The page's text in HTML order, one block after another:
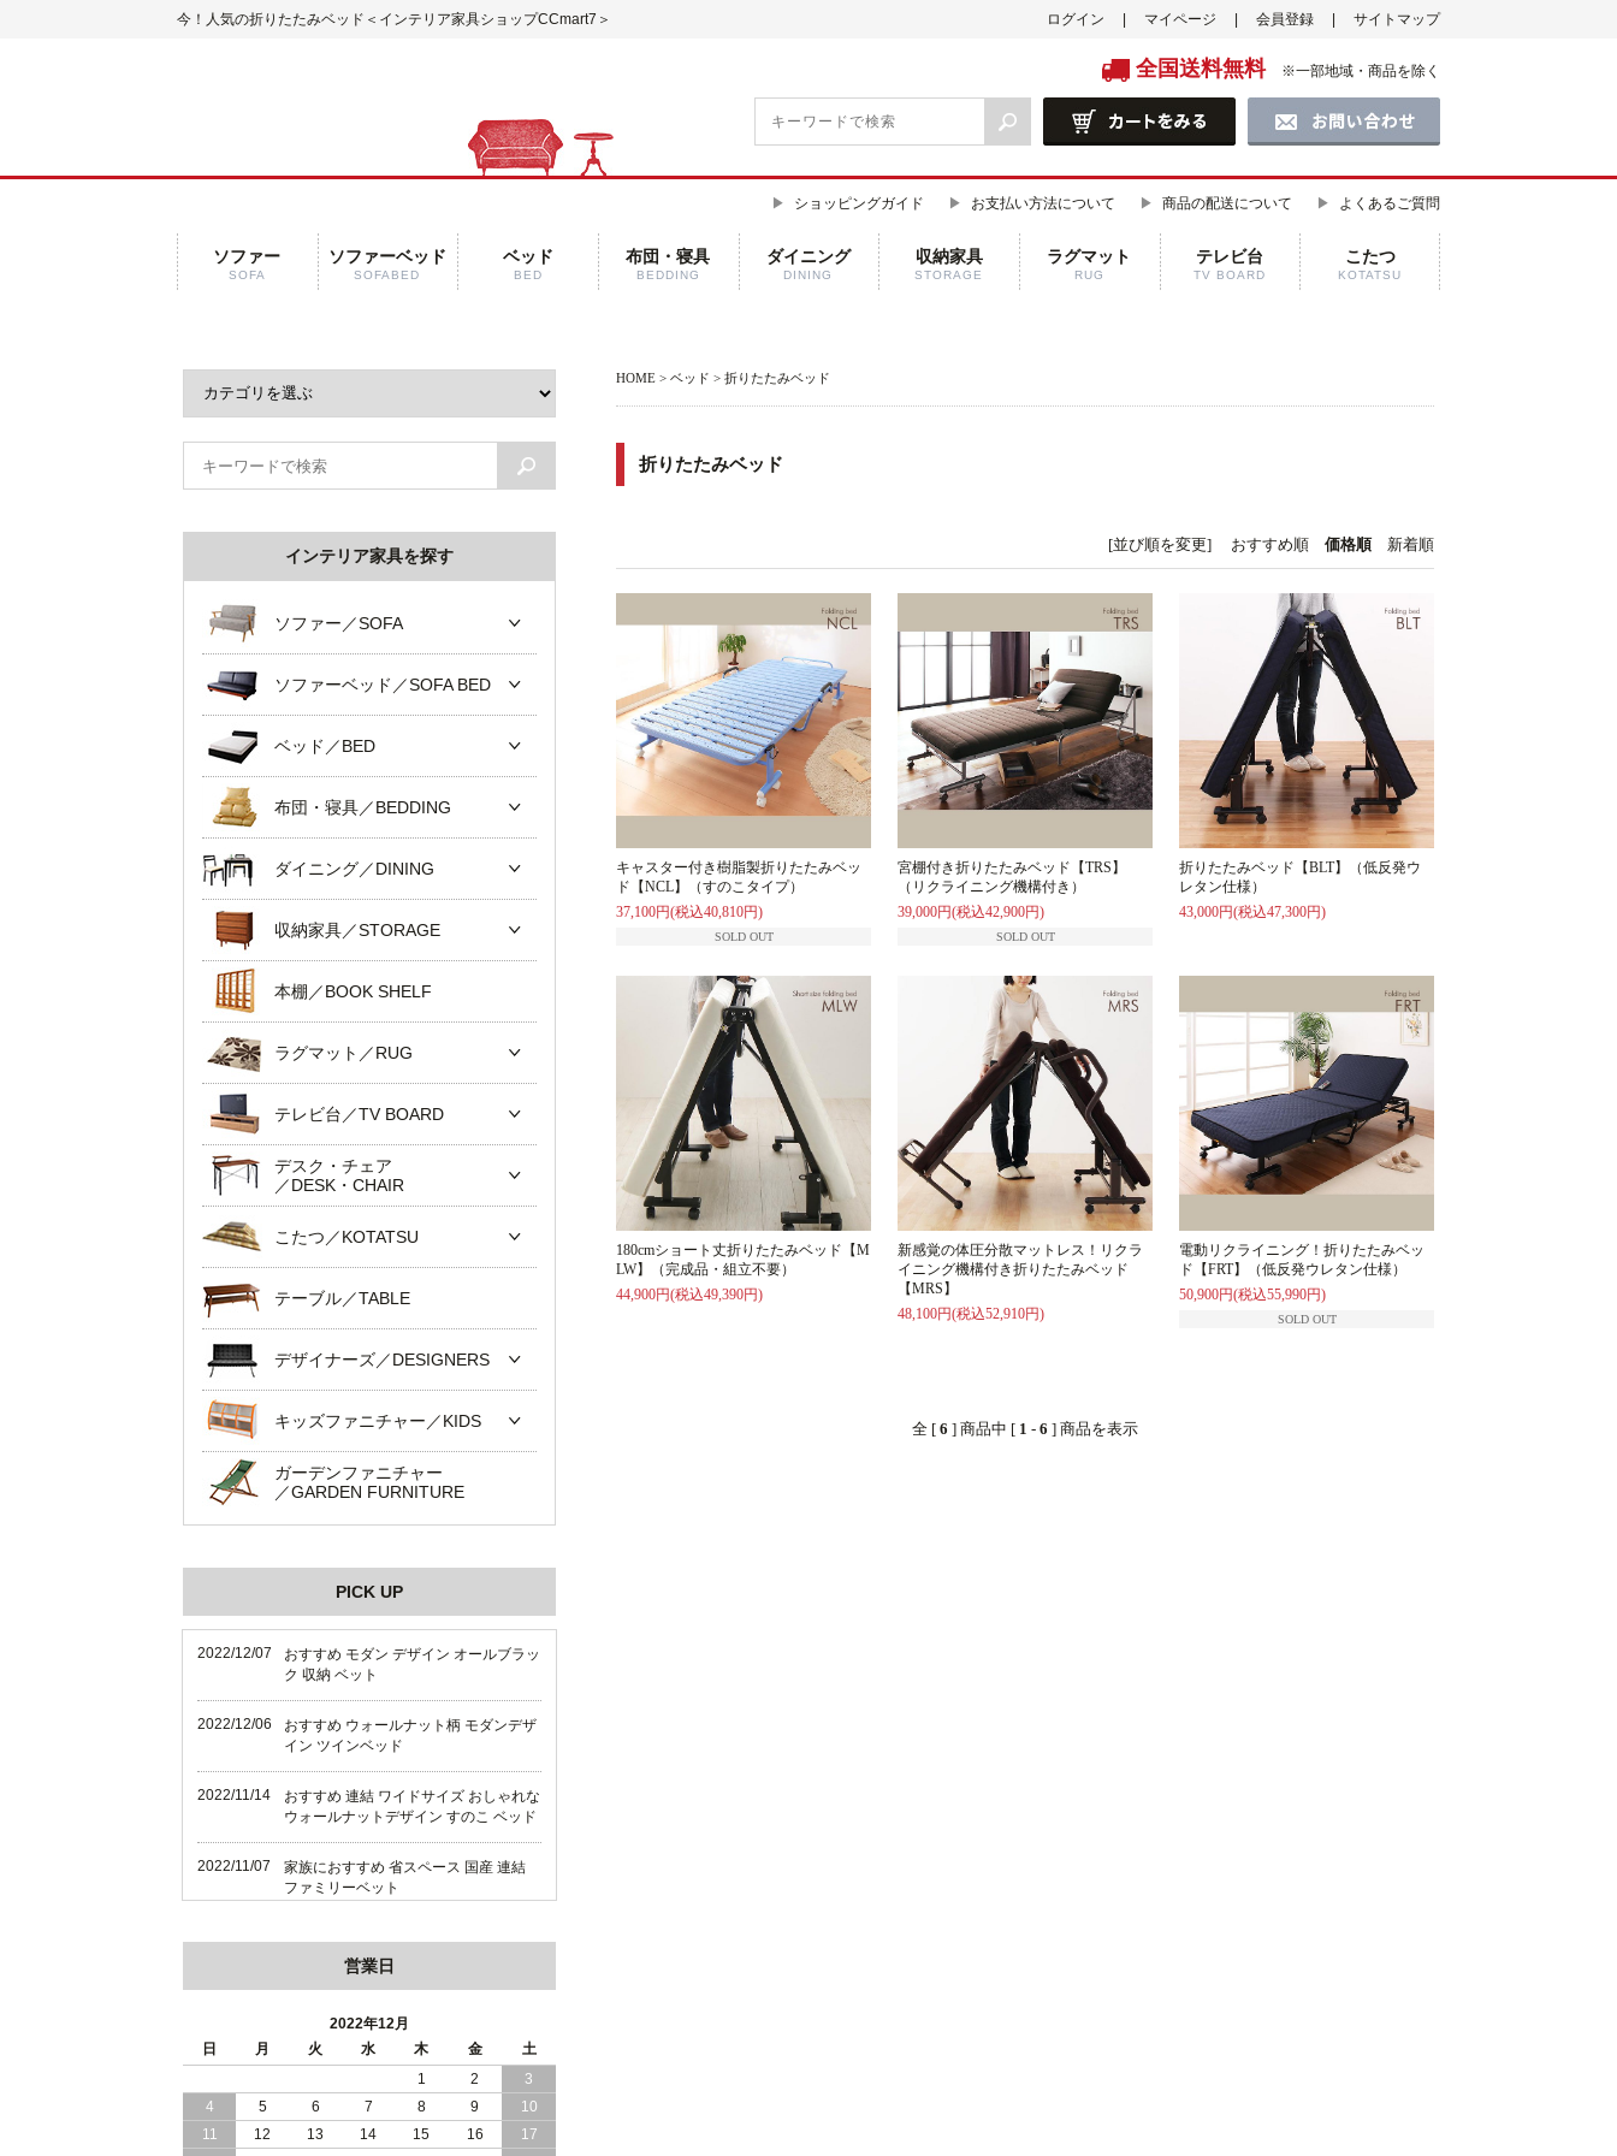
今！人気の折りたたみベッド＜インテリア家具ショップCCmart7＞ ログイン マイページ 会員登録 サイトマップ
全国送料無料 ※一部地域・商品を除く
ショッピングガイド お支払い方法について 商品の配送について よくあるご質問
ソファー
SOFA
ソファーベッド
SOFABED
ベッド
BED
布団・寝具
BEDDING
ダイニング
DINING
収納家具
STORAGE
ラグマット
RUG
テレビ台
TV BOARD
こたつ
KOTATSU
HOME > ベッド > 折りたたみベッド
折りたたみベッド
[並び順を変更] おすすめ順 価格順 新着順
キャスター付き樹脂製折りたたみベッ
ド【NCL】（すのこタイプ）
37,100円(税込40,810円)
SOLD OUT
宮棚付き折りたたみベッド【TRS】
（リクライニング機構付き）
39,000円(税込42,900円)
SOLD OUT
折りたたみベッド【BLT】（低反発ウ
レタン仕様）
43,000円(税込47,300円)
180cmショート丈折りたたみベッド【M
LW】（完成品・組立不要）
44,900円(税込49,390円)
新感覚の体圧分散マットレス！リクラ
イニング機構付き折りたたみベッド
【MRS】
48,100円(税込52,910円)
電動リクライニング！折りたたみベッ
ド【FRT】（低反発ウレタン仕様）
50,900円(税込55,990円)
SOLD OUT
全 [ 6 ] 商品中 [ 1 - 6 ] 商品を表示
インテリア家具を探す
ソファー／SOFA
ソファーベッド／SOFA BED
ベッド／BED
布団・寝具／BEDDING
ダイニング／DINING
収納家具／STORAGE
本棚／BOOK SHELF
ラグマット／RUG
テレビ台／TV BOARD
デスク・チェア
／DESK・CHAIR
こたつ／KOTATSU
テーブル／TABLE
デザイナーズ／DESIGNERS
キッズファニチャー／KIDS
ガーデンファニチャー
／GARDEN FURNITURE
PICK UP
2022/12/07
おすすめ モダン デザイン オールブラッ
ク 収納 ベット
2022/12/06
おすすめ ウォールナット柄 モダンデザ
イン ツインベッド
2022/11/14
おすすめ 連結 ワイドサイズ おしゃれな
ウォールナットデザイン すのこ ベッド
2022/11/07
家族におすすめ 省スペース 国産 連結
ファミリーベット
連結式 ベッド
国産 高さ調整 組立設置付
おすすめ 日本製 ハイクオリティ ワイド
サイズのファミリーベッド
2022/06/20 おすすめ 家族みんなで寝られる すのこ
営業日
2022年12月
日
月 火 水 木 金
土
1
2
3
4
5 6 7 8 9
10
11
12 13 14 15 16
17